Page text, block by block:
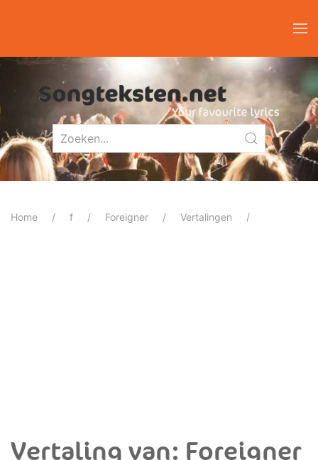
Home f Foreigner Vertalingen
Vertaling van: Foreigner